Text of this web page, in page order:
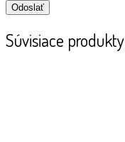
Súvisiace produkty